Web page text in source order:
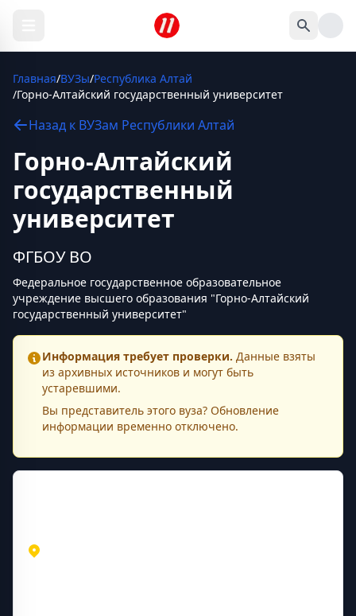
Главная/ВУЗы/Республика Алтай
/Горно-Алтайский государственный университет
Назад к ВУЗам Республики Алтай
Горно-Алтайский
государственный
университет
ФГБОУ ВО
Федеральное государственное образовательное
учреждение высшего образования "Горно-Алтайский
государственный университет"
Информация требует проверки. Данные взяты
из архивных источников и могут быть
устаревшими.
Вы представитель этого вуза? Обновление
информации временно отключено.